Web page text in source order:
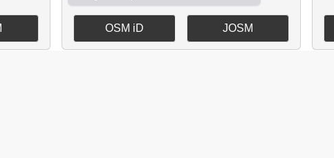
OSM iD JOSM